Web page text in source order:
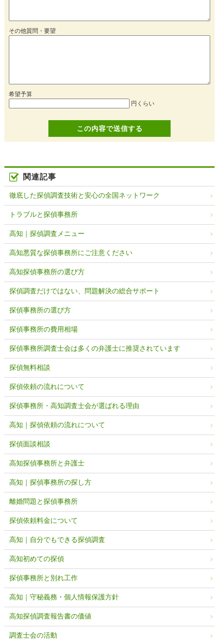
その他質問・要望
希望予算
円くらい
関連記事
徹底した探偵調査技術と安心の全国ネットワーク
トラブルと探偵事務所
高知｜探偵調査メニュー
高知悪質な探偵事務所にご注意ください
高知探偵事務所の選び方
探偵調査だけではない、問題解決の総合サポート
探偵事務所の選び方
探偵事務所の費用相場
探偵事務所調査士会は多くの弁護士に推奨されています
探偵無料相談
探偵依頼の流れについて
探偵事務所・高知調査士会が選ばれる理由
高知｜探偵依頼の流れについて
探偵面談相談
高知探偵事務所と弁護士
高知｜探偵事務所の探し方
離婚問題と探偵事務所
探偵依頼料金について
高知｜自分でもできる探偵調査
高知初めての探偵
探偵事務所と別れ工作
高知｜守秘義務・個人情報保護方針
高知探偵調査報告書の価値
調査士会の活動